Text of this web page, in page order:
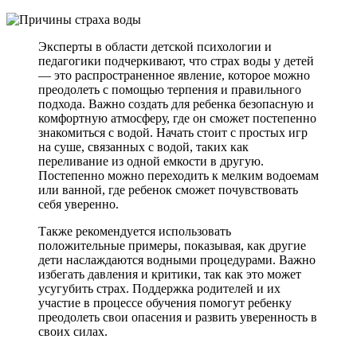
Эксперты в области детской психологии и
педагогики подчеркивают, что страх воды у детей
— это распространенное явление, которое можно
преодолеть с помощью терпения и правильного
подхода. Важно создать для ребенка безопасную и
комфортную атмосферу, где он сможет постепенно
знакомиться с водой. Начать стоит с простых игр
на суше, связанных с водой, таких как
переливание из одной емкости в другую.
Постепенно можно переходить к мелким водоемам
или ванной, где ребенок сможет почувствовать
себя уверенно.
Также рекомендуется использовать
положительные примеры, показывая, как другие
дети наслаждаются водными процедурами. Важно
избегать давления и критики, так как это может
усугубить страх. Поддержка родителей и их
участие в процессе обучения помогут ребенку
преодолеть свои опасения и развить уверенность в
своих силах.